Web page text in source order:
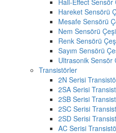
Hall-Effect Sensör
Hareket Sensörü
Mesafe Sensörü
Nem Sensörü
Renk Sensörü
Sayım Sensörü
Ultrasonik Sensör
Transistörler
2N Serisi
2SA Serisi
2SB Serisi
2SC Serisi
2SD Serisi
AC Serisi